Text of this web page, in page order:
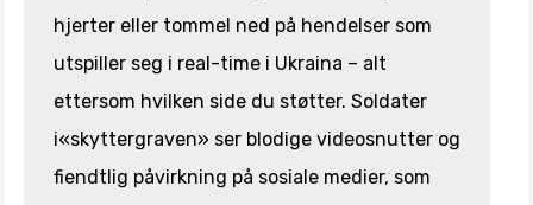
hjerter eller tommel ned på hendelser som
utspiller seg i real-time i Ukraina – alt
ettersom hvilken side du støtter. Soldater
i«skyttergraven» ser blodige videosnutter og
fiendtlig påvirkning på sosiale medier, som